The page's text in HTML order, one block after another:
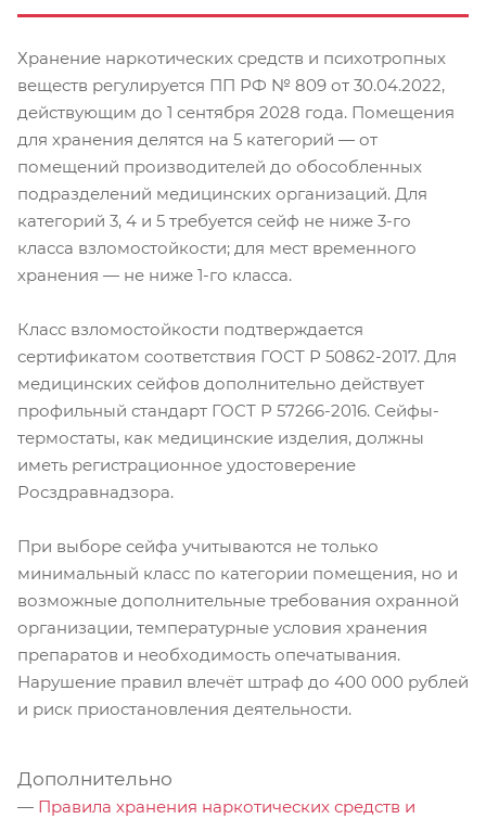
Хранение наркотических средств и психотропных
веществ регулируется ПП РФ № 809 от 30.04.2022,
действующим до 1 сентября 2028 года. Помещения
для хранения делятся на 5 категорий — от
помещений производителей до обособленных
подразделений медицинских организаций. Для
категорий 3, 4 и 5 требуется сейф не ниже 3-го
класса взломостойкости; для мест временного
хранения — не ниже 1-го класса.
Класс взломостойкости подтверждается
сертификатом соответствия ГОСТ Р 50862-2017. Для
медицинских сейфов дополнительно действует
профильный стандарт ГОСТ Р 57266-2016. Сейфы-
термостаты, как медицинские изделия, должны
иметь регистрационное удостоверение
Росздравнадзора.
При выборе сейфа учитываются не только
минимальный класс по категории помещения, но и
возможные дополнительные требования охранной
организации, температурные условия хранения
препаратов и необходимость опечатывания.
Нарушение правил влечёт штраф до 400 000 рублей
и риск приостановления деятельности.
Дополнительно
— Правила хранения наркотических средств и